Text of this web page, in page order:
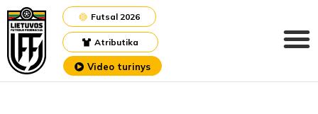
Atributika
Futsal 2026
Video turinys